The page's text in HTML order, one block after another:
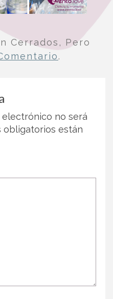
Cerrados, Pero
.
no será
obligatorios están